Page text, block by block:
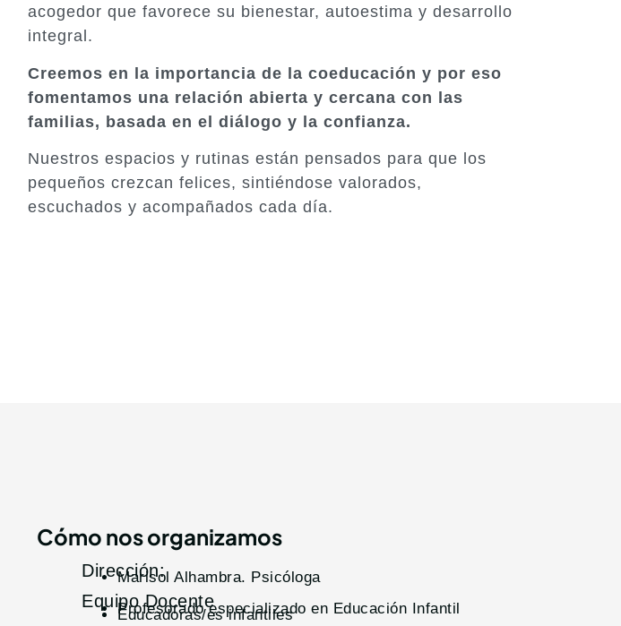
acogedor que favorece su bienestar, autoestima y desarrollo
integral.
Creemos en la importancia de la coeducación y por eso
fomentamos una relación abierta y cercana con las
familias, basada en el diálogo y la confianza.
Nuestros espacios y rutinas están pensados para que los
pequeños crezcan felices, sintiéndose valorados,
escuchados y acompañados cada día.
Cómo nos organizamos
Dirección:
Marisol Alhambra. Psicóloga
Equipo Docente
Profesorado especializado en Educación Infantil
Educadoras/es infantiles